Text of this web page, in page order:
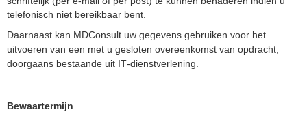
telefonisch niet bereikbaar bent.
Daarnaast kan MDConsult uw gegevens gebruiken voor het
uitvoeren van een met u gesloten overeenkomst van opdracht,
doorgaans bestaande uit IT‑dienstverlening.
Bewaartermijn